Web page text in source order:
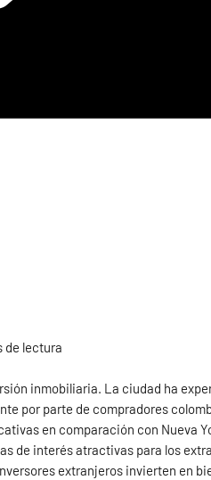
de lectura
inmobiliaria. La ciudad ha
por parte de compradores
en comparación con Nueva
de interés atractivas para los
extranjeros invierten en